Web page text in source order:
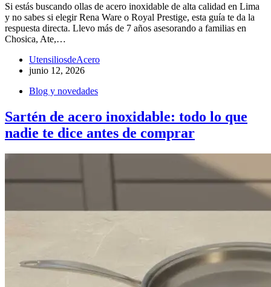
Si estás buscando ollas de acero inoxidable de alta calidad en Lima
y no sabes si elegir Rena Ware o Royal Prestige, esta guía te da la
respuesta directa. Llevo más de 7 años asesorando a familias en
Chosica, Ate,…
UtensiliosdeAcero
junio 12, 2026
Blog y novedades
Sartén de acero inoxidable: todo lo que
nadie te dice antes de comprar